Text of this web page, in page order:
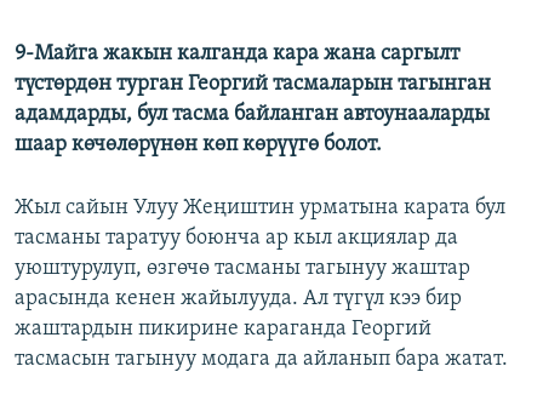
9-Майга жакын калганда кара жана саргылт
түстөрдөн турган Георгий тасмаларын тагынган
адамдарды, бул тасма байланган автоунааларды
шаар көчөлөрүнөн көп көрүүгө болот.
Жыл сайын Улуу Жеңиштин урматына карата бул
тасманы таратуу боюнча ар кыл акциялар да
уюштурулуп, өзгөчө тасманы тагынуу жаштар
арасында кенен жайылууда. Ал түгүл кээ бир
жаштардын пикирине караганда Георгий
тасмасын тагынуу модага да айланып бара жатат.